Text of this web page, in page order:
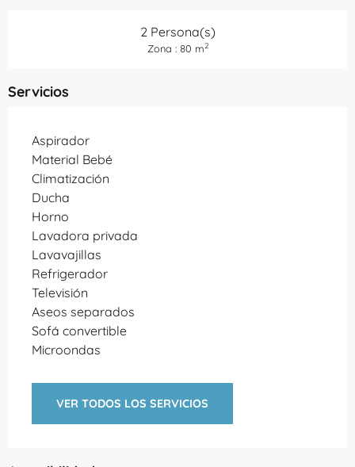
2 Persona(s)
Zona : 80 m2
Servicios
Aspirador
Material Bebé
Climatización
Ducha
Horno
Lavadora privada
Lavavajillas
Refrigerador
Televisión
Aseos separados
Sofá convertible
Microondas
VER TODOS LOS SERVICIOS